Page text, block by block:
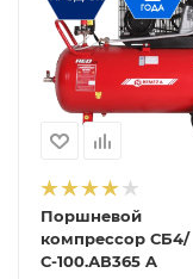
Поршневой
компрессор СБ4/
С-100.АВ365 A